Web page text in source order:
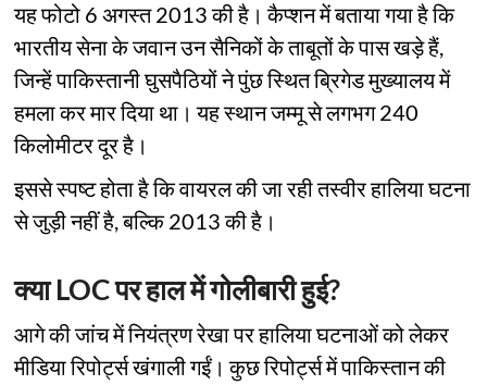
यह फोटो 6 अगस्त 2013 की है। कैप्शन में बताया गया है कि
भारतीय सेना के जवान उन सैनिकों के ताबूतों के पास खड़े हैं,
जिन्हें पाकिस्तानी घुसपैठियों ने पुंछ स्थित ब्रिगेड मुख्यालय में
हमला कर मार दिया था। यह स्थान जम्मू से लगभग 240
किलोमीटर दूर है।
इससे स्पष्ट होता है कि वायरल की जा रही तस्वीर हालिया घटना
से जुड़ी नहीं है, बल्कि 2013 की है।
क्या LOC पर हाल में गोलीबारी हुई?
आगे की जांच में नियंत्रण रेखा पर हालिया घटनाओं को लेकर
मीडिया रिपोर्ट्स खंगाली गईं। कुछ रिपोर्ट्स में पाकिस्तान की